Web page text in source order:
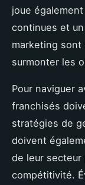
joue
continues et
marketing sont
surmonter les
Pour naviguer
franchisés
stratégies de
doivent
de leur
compétitivité.